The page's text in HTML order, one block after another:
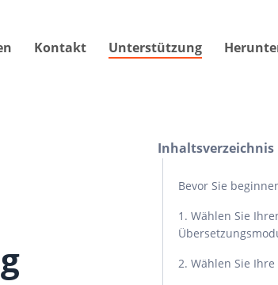
Kontakt Unterstützung
Inhaltsverzeichnis
Bevor Sie
1. Wählen Sie
2. Wählen Sie